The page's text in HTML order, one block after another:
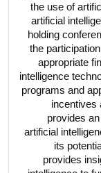
the use of
artificial
holding
the
appropriate
intelligence
programs and
incentives
provides
artificial
its
provides